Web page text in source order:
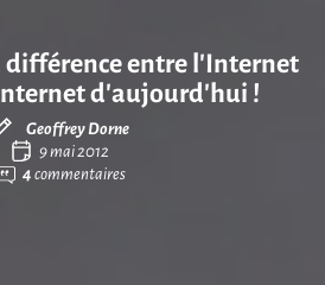
entre l’Internet
d’aujourd’hui !
Geoffrey Dorne
9 mai 2012
4commentaires